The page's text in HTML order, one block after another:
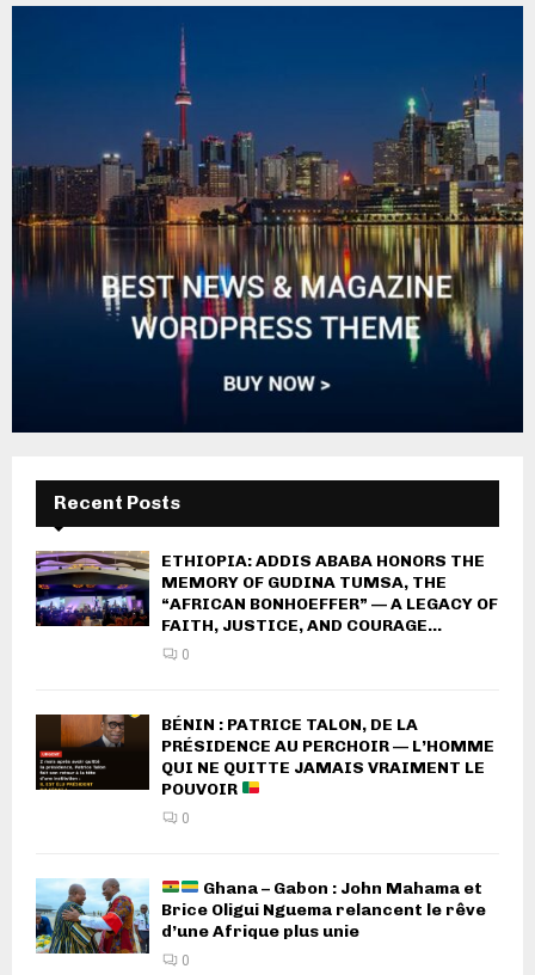
Recent Posts
ETHIOPIA: ADDIS ABABA HONORS THE
MEMORY OF GUDINA TUMSA, THE
“AFRICAN BONHOEFFER” — A LEGACY OF
FAITH, JUSTICE, AND COURAGE...
0
BÉNIN : PATRICE TALON, DE LA
PRÉSIDENCE AU PERCHOIR — L’HOMME
QUI NE QUITTE JAMAIS VRAIMENT LE
POUVOIR
0
Ghana – Gabon : John Mahama et
Brice Oligui Nguema relancent le rêve
d’une Afrique plus unie
0